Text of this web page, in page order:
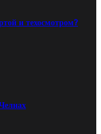
и техосмотром?